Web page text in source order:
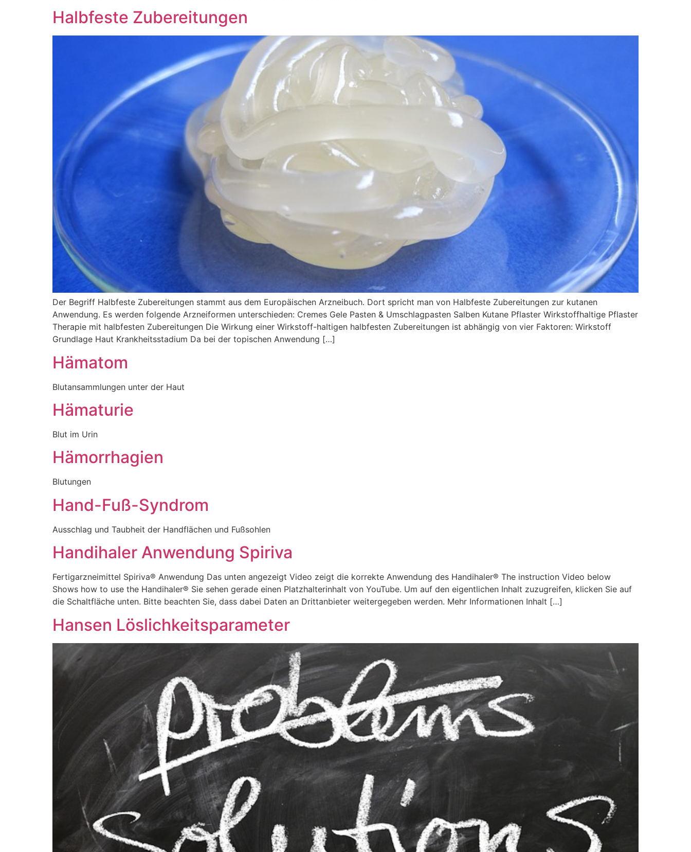
Halbfeste Zubereitungen
Der Begriff Halbfeste Zubereitungen stammt aus dem Europäischen Arzneibuch. Dort spricht man von Halbfeste Zubereitungen zur kutanen
Anwendung. Es werden folgende Arzneiformen unterschieden: Cremes Gele Pasten & Umschlagpasten Salben Kutane Pflaster Wirkstoffhaltige Pflaster
Therapie mit halbfesten Zubereitungen Die Wirkung einer Wirkstoff-haltigen halbfesten Zubereitungen ist abhängig von vier Faktoren: Wirkstoff
Grundlage Haut Krankheitsstadium Da bei der topischen Anwendung […]
Hämatom
Blutansammlungen unter der Haut
Hämaturie
Blut im Urin
Hämorrhagien
Blutungen
Hand-Fuß-Syndrom
Ausschlag und Taubheit der Handflächen und Fußsohlen
Handihaler Anwendung Spiriva
Fertigarzneimittel Spiriva® Anwendung Das unten angezeigt Video zeigt die korrekte Anwendung des Handihaler® The instruction Video below
Shows how to use the Handihaler® Sie sehen gerade einen Platzhalterinhalt von YouTube. Um auf den eigentlichen Inhalt zuzugreifen, klicken Sie auf
die Schaltfläche unten. Bitte beachten Sie, dass dabei Daten an Drittanbieter weitergegeben werden. Mehr Informationen Inhalt […]
Hansen Löslichkeitsparameter